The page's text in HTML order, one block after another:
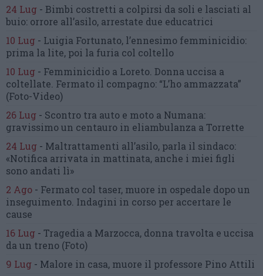
24 Lug - Bimbi costretti a colpirsi da soli e lasciati al
buio: orrore all’asilo, arrestate due educatrici
10 Lug - Luigia Fortunato, l’ennesimo femminicidio:
prima la lite, poi la furia col coltello
10 Lug - Femminicidio a Loreto. Donna uccisa a
coltellate. Fermato il compagno: “L’ho ammazzata”
(Foto-Video)
26 Lug - Scontro tra auto e moto a Numana:
gravissimo un centauro in eliambulanza a Torrette
24 Lug - Maltrattamenti all’asilo, parla il sindaco:
«Notifica arrivata in mattinata, anche i miei figli
sono andati lì»
2 Ago - Fermato col taser, muore in ospedale dopo un
inseguimento. Indagini in corso per accertare le
cause
16 Lug - Tragedia a Marzocca, donna travolta e uccisa
da un treno (Foto)
9 Lug - Malore in casa, muore il professore Pino Attili